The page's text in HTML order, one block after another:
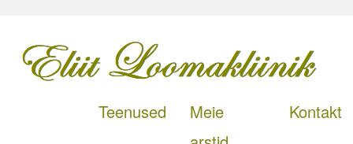
Kontakt
Meie
Teenused